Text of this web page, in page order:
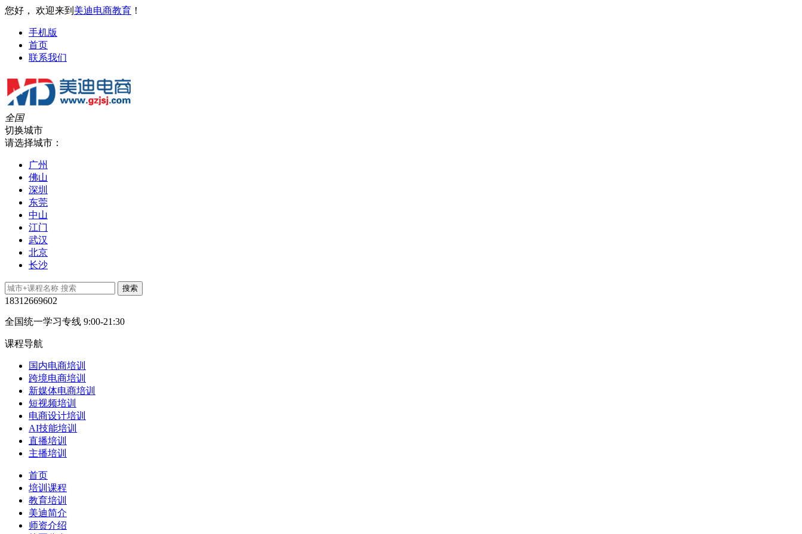
您好， 欢迎来到 美迪电商教育 ！
手机版
首页
联系我们
全国
切换城市
请选择城市：
广州
佛山
深圳
东莞
中山
江门
武汉
北京
长沙
18312669602
全国统一学习专线 9:00-21:30
课程导航
国内电商培训
跨境电商培训
新媒体电商培训
短视频培训
电商设计培训
AI技能培训
直播培训
主播培训
首页
培训课程
教育培训
美迪简介
师资介绍